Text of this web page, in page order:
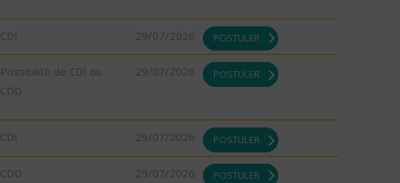
CDI 29/07/2026 POSTULER
Possibilité de CDI ou
CDD
29/07/2026 POSTULER
CDI 29/07/2026 POSTULER
CDD 29/07/2026 POSTULER